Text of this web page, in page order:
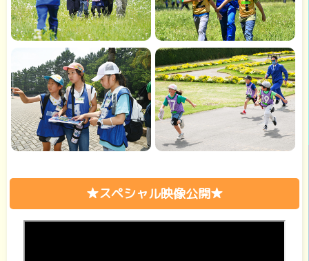
★スペシャル映像公開★